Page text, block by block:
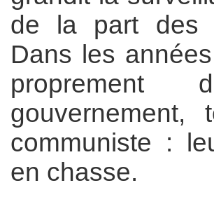
de la part des
Dans les
communiste :
en chasse.